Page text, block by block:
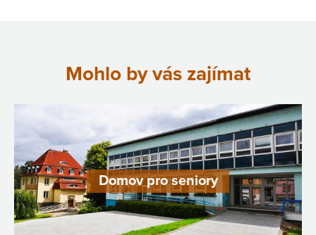
Mohlo by vás zajímat
Domov pro seniory